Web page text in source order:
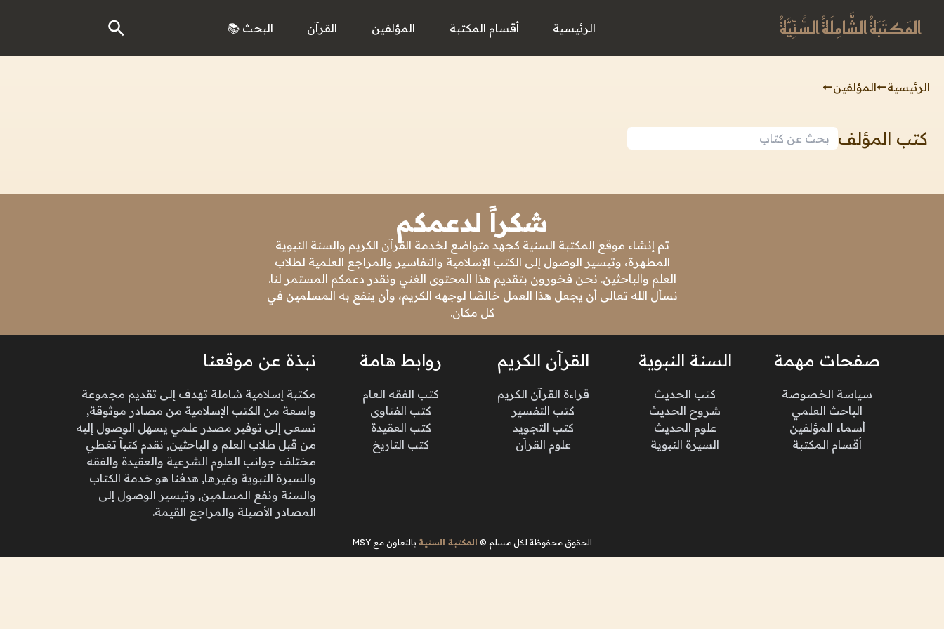
المَكتَبَةُ الشَّامِلَةُ السُّنِّيَّةُ الرئيسية أقسام المكتبة المؤلفين القرآن البحث 📚
الرئيسية المؤلفين
كتب المؤلف
شكراً لدعمكم
تم إنشاء موقع المكتبة السنية كجهد متواضع لخدمة القرآن الكريم والسنة النبوية
المطهرة، وتيسير الوصول إلى الكتب الإسلامية والتفاسير والمراجع العلمية لطلاب
العلم والباحثين. نحن فخورون بتقديم هذا المحتوى الغني ونقدر دعمكم المستمر لنا.
نسأل الله تعالى أن يجعل هذا العمل خالصًا لوجهه الكريم، وأن ينفع به المسلمين في
كل مكان.
صفحات مهمة
سياسة الخصوصة
الباحث العلمي
أسماء المؤلفين
أقسام المكتبة
السنة النبوية
كتب الحديث
شروح الحديث
علوم الحديث
السيرة النبوية
القرآن الكريم
قراءة القرآن الكريم
كتب التفسير
كتب التجويد
علوم القرآن
روابط هامة
كتب الفقه العام
كتب الفتاوى
كتب العقيدة
كتب التاريخ
نبذة عن موقعنا
مكتبة إسلامية شاملة تهدف إلى تقديم مجموعة
واسعة من الكتب الإسلامية من مصادر موثوقة,
نسعى إلى توفير مصدر علمي يسهل الوصول إليه
من قبل طلاب العلم و الباحثين, نقدم كتباً تغطي
مختلف جوانب العلوم الشرعية والعقيدة والفقه
والسيرة النبوية وغيرها, هدفنا هو خدمة الكتاب
والسنة ونفع المسلمين, وتيسير الوصول إلى
المصادر الأصيلة والمراجع القيمة.
الحقوق محفوظة لكل مسلم © المكتبة السنية بالتعاون مع MSY